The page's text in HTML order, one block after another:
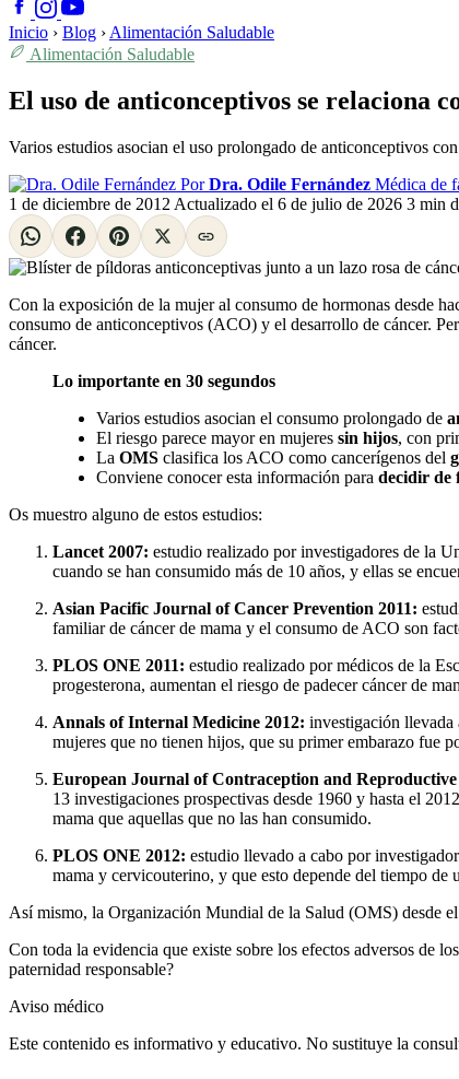
Inicio › Blog › Alimentación Saludable
Alimentación Saludable
El uso de anticonceptivos se relaciona
Varios estudios asocian el uso prolongado de anticonceptivos
Por Dra. Odile Fernández Médica de
1 de diciembre de 2012 Actualizado el 6 de julio de 2026 3 min
Con la exposición de la mujer al consumo de hormonas desde
consumo de anticonceptivos (ACO) y el desarrollo de cáncer.
cáncer.
Lo importante en 30 segundos
Varios estudios asocian el consumo prolongado de
El riesgo parece mayor en mujeres sin hijos, con
La OMS clasifica los ACO como cancerígenos del
Conviene conocer esta información para decidir de
Os muestro alguno de estos estudios:
Lancet 2007: estudio realizado por investigadores de la
cuando se han consumido más de 10 años, y ellas se
Asian Pacific Journal of Cancer Prevention 2011:
familiar de cáncer de mama y el consumo de ACO son
PLOS ONE 2011: estudio realizado por médicos de la
progesterona, aumentan el riesgo de padecer cáncer de
Annals of Internal Medicine 2012: investigación llevada
mujeres que no tienen hijos, que su primer embarazo fue
European Journal of Contraception and
13 investigaciones prospectivas desde 1960 y hasta el
mama que aquellas que no las han consumido.
PLOS ONE 2012: estudio llevado a cabo por
mama y cervicouterino, y que esto depende del tiempo de
Así mismo, la Organización Mundial de la Salud (OMS) desde
Con toda la evidencia que existe sobre los efectos adversos de
paternidad responsable?
Aviso médico
Este contenido es informativo y educativo. No sustituye la